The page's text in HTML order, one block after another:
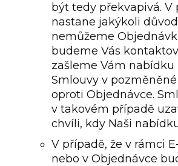
být tedy překvapivá. V
nastane jakýkoli
nemůžeme
budeme Vás
zašleme Vám nabídku
Smlouvy v
oproti Objednávce.
v takovém případě
chvíli, kdy Naši
V případě, že v rámci
nebo v Objednávce